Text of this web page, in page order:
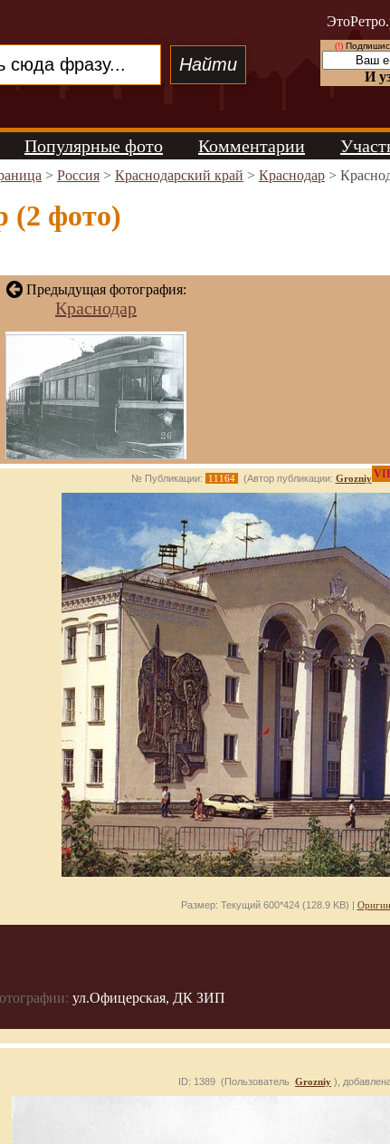
(!)
И
Популярные фото Комментарии
> Россия > Краснодарский край > Краснодар >
(2 фото)
Предыдущая фотография:
Краснодар
№ Публикации: 11164 (Автор публикации: Grozniy
Размер: Текущий 600*424 (128.9 KB) |
ул.Офицерская, ДК ЗИП
ID: 1389 (Пользователь Grozniy ),